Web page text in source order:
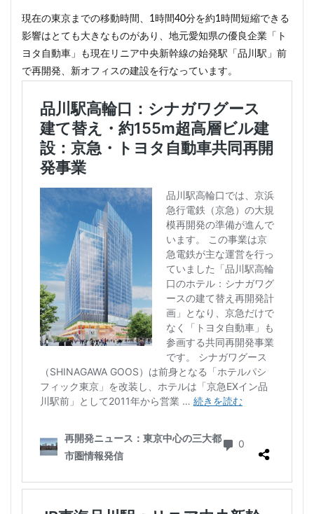
現在の東京までの移動時間、1時間40分を約1時間短縮できる
影響はとても大きなものがあり、地元愛知県の優良企業「ト
ヨタ自動車」も現在リニア中央新幹線の始発駅「品川駅」前
で再開発、新オフィスの建設を行なっています。